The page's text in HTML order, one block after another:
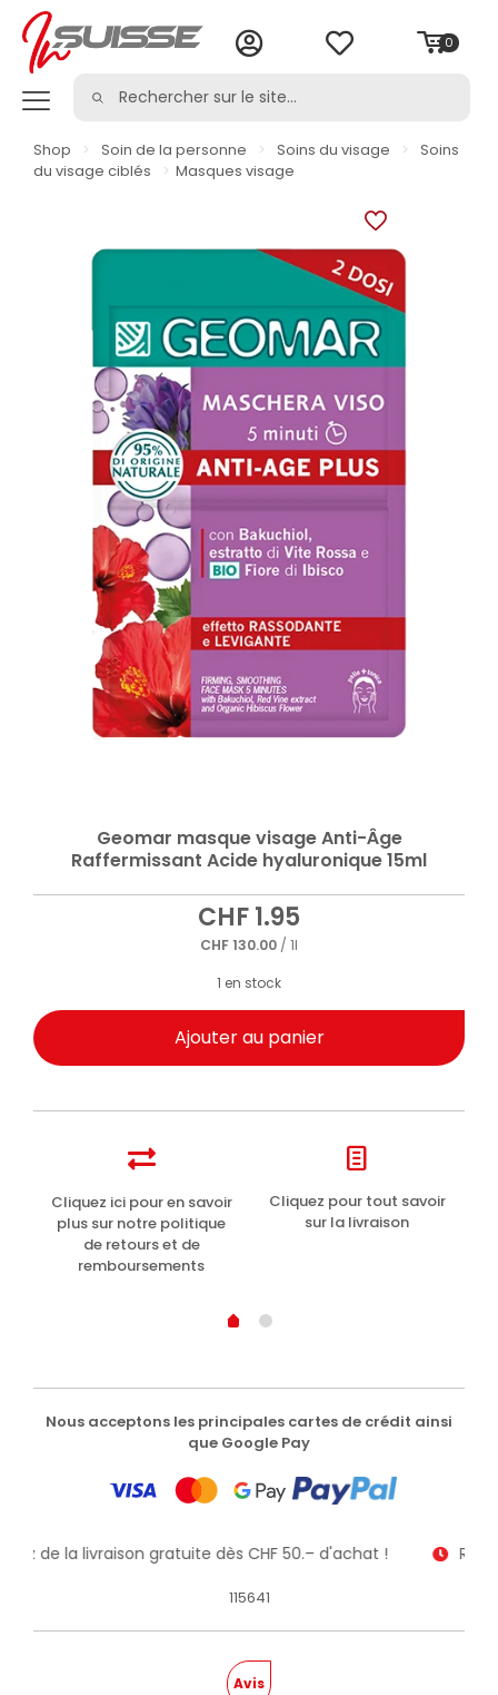
0
Shop > Soin de la personne > Soins du visage >
Soins
du visage ciblés
> Masques visage
Geomar masque visage Anti-Âge
Raffermissant Acide hyaluronique 15ml
CHF1.95
CHF130.00 / 1l
1 en stock
Ajouter au panier
Cliquez ici pour en savoir
plus sur notre politique
de retours et de
remboursements
Cliquez pour tout savoir
sur la livraison
Nous acceptons les principales cartes de crédit ainsi
que Google Pay
de la livraison gratuite dès CHF 50.– d'achat !
115641
Avis